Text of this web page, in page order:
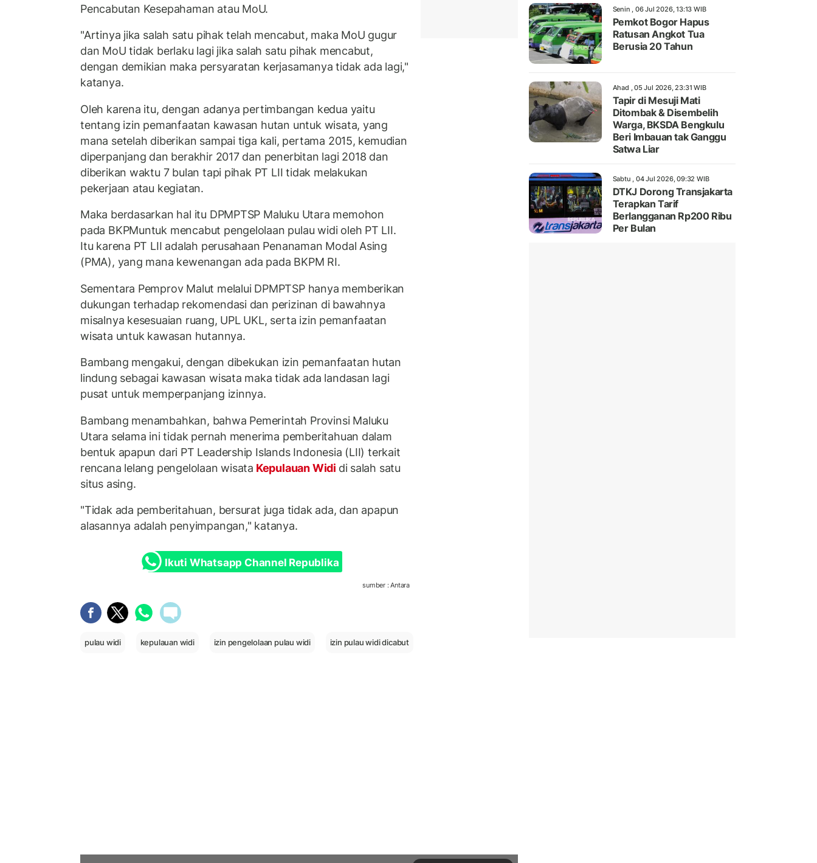
Pencabutan Kesepahaman atau MoU.
"Artinya jika salah satu pihak telah mencabut, maka MoU gugur
dan MoU tidak berlaku lagi jika salah satu pihak mencabut,
dengan demikian maka persyaratan kerjasamanya tidak ada lagi,"
katanya.
Oleh karena itu, dengan adanya pertimbangan kedua yaitu
tentang izin pemanfaatan kawasan hutan untuk wisata, yang
mana setelah diberikan sampai tiga kali, pertama 2015, kemudian
diperpanjang dan berakhir 2017 dan penerbitan lagi 2018 dan
diberikan waktu 7 bulan tapi pihak PT LII tidak melakukan
pekerjaan atau kegiatan.
Maka berdasarkan hal itu DPMPTSP Maluku Utara memohon
pada BKPMuntuk mencabut pengelolaan pulau widi oleh PT LII.
Itu karena PT LII adalah perusahaan Penanaman Modal Asing
(PMA), yang mana kewenangan ada pada BKPM RI.
Sementara Pemprov Malut melalui DPMPTSP hanya memberikan
dukungan terhadap rekomendasi dan perizinan di bawahnya
misalnya kesesuaian ruang, UPL UKL, serta izin pemanfaatan
wisata untuk kawasan hutannya.
Bambang mengakui, dengan dibekukan izin pemanfaatan hutan
lindung sebagai kawasan wisata maka tidak ada landasan lagi
pusat untuk memperpanjang izinnya.
Bambang menambahkan, bahwa Pemerintah Provinsi Maluku
Utara selama ini tidak pernah menerima pemberitahuan dalam
bentuk apapun dari PT Leadership Islands Indonesia (LII) terkait
rencana lelang pengelolaan wisata Kepulauan Widi di salah satu
situs asing.
"Tidak ada pemberitahuan, bersurat juga tidak ada, dan apapun
alasannya adalah penyimpangan," katanya.
Ikuti Whatsapp Channel Republika
sumber : Antara
pulau widi kepulauan widi izin pengelolaan pulau widi izin pulau widi dicabut
Senin , 06 Jul 2026, 13:13 WIB
Pemkot Bogor Hapus
Ratusan Angkot Tua
Berusia 20 Tahun
Ahad , 05 Jul 2026, 23:31 WIB
Tapir di Mesuji Mati
Ditombak & Disembelih
Warga, BKSDA Bengkulu
Beri Imbauan tak Ganggu
Satwa Liar
Sabtu , 04 Jul 2026, 09:32 WIB
DTKJ Dorong Transjakarta
Terapkan Tarif
Berlangganan Rp200 Ribu
Per Bulan